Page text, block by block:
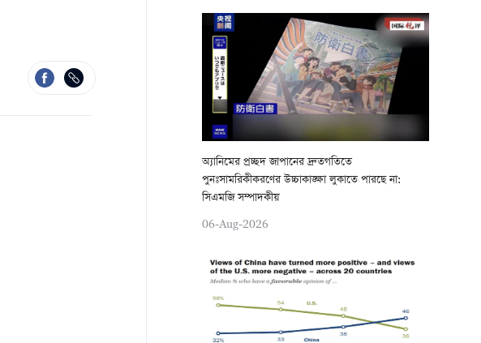
অ্যানিমের প্রচ্ছদ জাপানের দ্রুতগতিতে
পুনঃসামরিকীকরণের উচ্চাকাঙ্ক্ষা লুকাতে পারছে না:
সিএমজি সম্পাদকীয়
06-Aug-2026